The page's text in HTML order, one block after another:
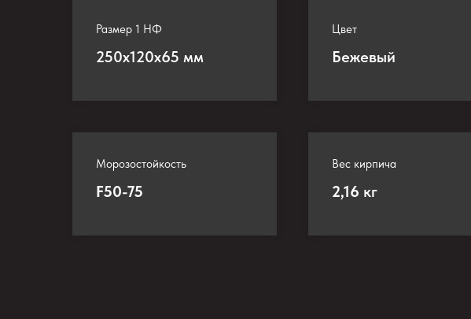
Размер 1 НФ
250х120х65 мм
Цвет
Бежевый
Морозостойкость
F50-75
Вес кирпича
2,16 кг